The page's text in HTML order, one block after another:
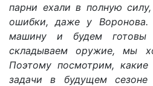
парни ехали в полную
ошибки, даже у Воронова.
машину и будем
складываем оружие, мы
Поэтому посмотрим, какие
задачи в будущем